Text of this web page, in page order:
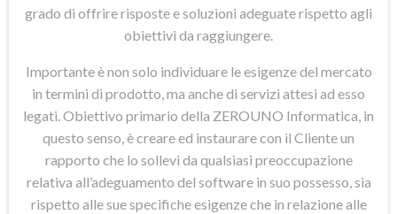
grado di offrire risposte e soluzioni adeguate rispetto agli
obiettivi da raggiungere.
Importante è non solo individuare le esigenze del mercato
in termini di prodotto, ma anche di servizi attesi ad esso
legati. Obiettivo primario della ZEROUNO Informatica, in
questo senso, è creare ed instaurare con il Cliente un
rapporto che lo sollevi da qualsiasi preoccupazione
relativa all’adeguamento del software in suo possesso, sia
rispetto alle sue specifiche esigenze che in relazione alle